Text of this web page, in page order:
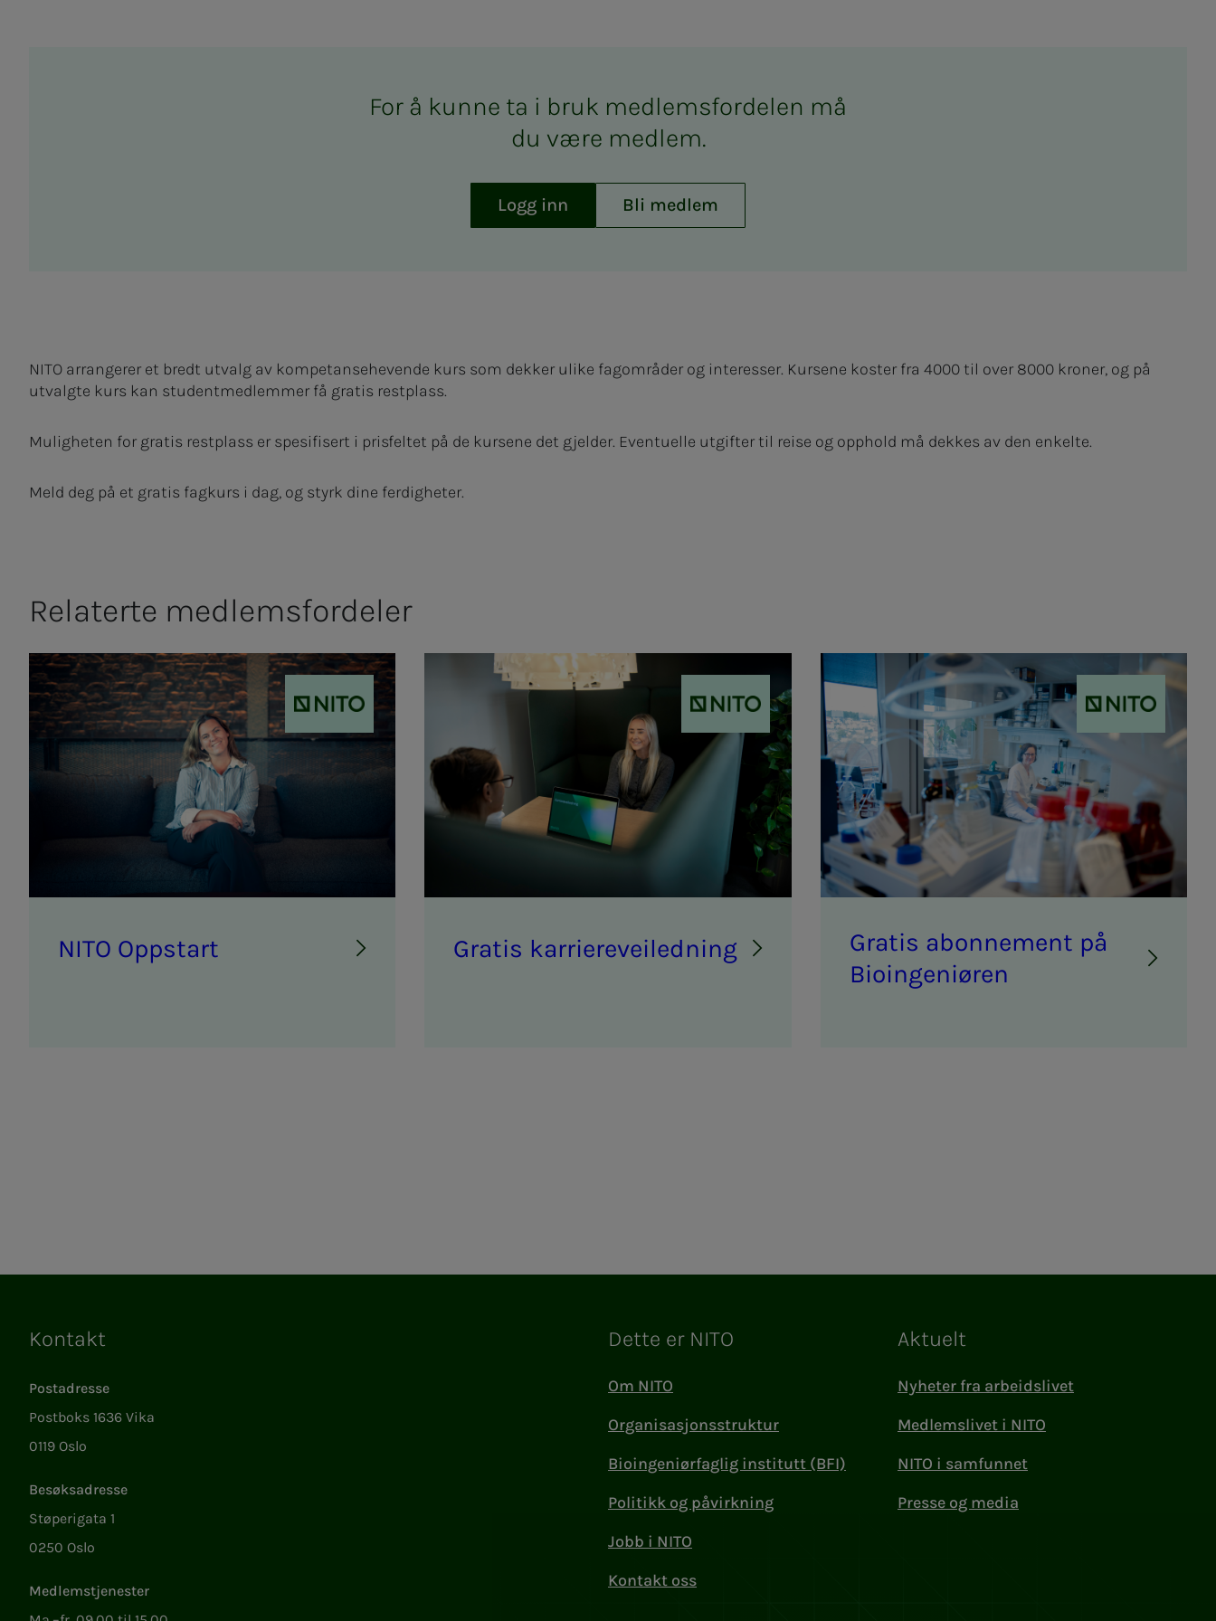
For å kun­­­ne ta i bruk med­­­­­lems­­­for­­­de­­­len må
du være med­­­­­lem.
Logg inn Bli medlem
NITO arrangerer et bredt utvalg av kompetansehevende kurs som dekker ulike fagområder og interesser. Kursene koster fra 4000 til over 8000 kroner, og på
utvalgte kurs kan studentmedlemmer få gratis restplass.
Muligheten for gratis restplass er spesifisert i prisfeltet på de kursene det gjelder. Eventuelle utgifter til reise og opphold må dekkes av den enkelte.
Meld deg på et gratis fagkurs i dag, og styrk dine ferdigheter.
Relaterte medlemsfordeler
NITO
NITO Opp­start
NITO
Gra­­­tis kar­rie­r­e­vei­­­led­­­ning
NITO
Gra­­­tis abon­­­ne­­­ment på
Bio­­­in­­­ge­­­ni­ø­ren
Kontakt
Postadresse
Postboks 1636 Vika
0119 Oslo
Besøksadresse
Støperigata 1
0250 Oslo
Medlemstjenester
Dette er NITO
Om NITO
Organisasjonsstruktur
Bioingeniørfaglig institutt (BFI)
Politikk og påvirkning
Jobb i NITO
Kontakt oss
Aktuelt
Nyheter fra arbeidslivet
Medlemslivet i NITO
NITO i samfunnet
Presse og media